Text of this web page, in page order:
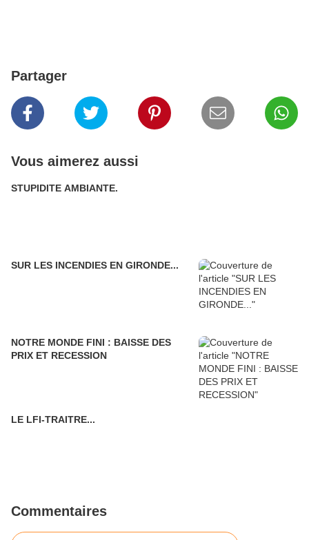
Partager
Vous aimerez aussi
STUPIDITE AMBIANTE.
SUR LES INCENDIES EN GIRONDE...
NOTRE MONDE FINI : BAISSE DES
PRIX ET RECESSION
LE LFI-TRAITRE...
Commentaires